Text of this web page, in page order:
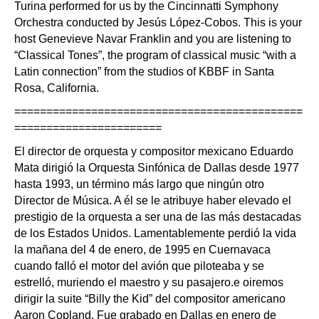
Turina performed for us by the Cincinnatti Symphony
Orchestra conducted by Jesús López-Cobos. This is your
host Genevieve Navar Franklin and you are listening to
“Classical Tones”, the program of classical music “with a
Latin connection” from the studios of KBBF in Santa
Rosa, California.
=============================================
=======================
El director de orquesta y compositor mexicano Eduardo
Mata dirigió la Orquesta Sinfónica de Dallas desde 1977
hasta 1993, un término más largo que ningún otro
Director de Música. A él se le atribuye haber elevado el
prestigio de la orquesta a ser una de las más destacadas
de los Estados Unidos. Lamentablemente perdió la vida
la mañana del 4 de enero, de 1995 en Cuernavaca
cuando falló el motor del avión que piloteaba y se
estrelló, muriendo el maestro y su pasajero.e oiremos
dirigir la suite “Billy the Kid” del compositor americano
Aaron Copland. Fue grabado en Dallas en enero de